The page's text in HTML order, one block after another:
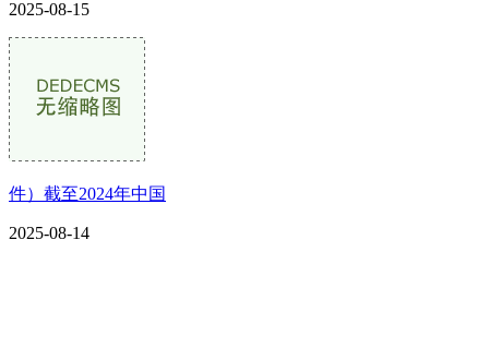
2025-08-15
件）截至2024年中国
2025-08-14